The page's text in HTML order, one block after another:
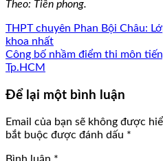
Theo: Tiền phong.
THPT chuyên Phan Bội Châu:
khoa nhất
Công bố nhầm điểm thi môn
Tp.HCM
Để lại một bình luận
Email của bạn sẽ không được
bắt buộc được đánh dấu *